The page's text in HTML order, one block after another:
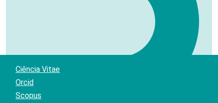
Ciência Vitae
Orcid
Scopus